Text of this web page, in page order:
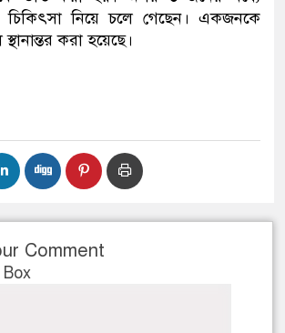
চিকিৎসা নিয়ে চলে গেছেন। একজনকে
করা হয়েছে।
Comment